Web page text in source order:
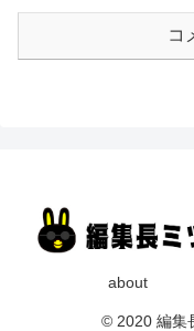
コ
about
© 2020 編集